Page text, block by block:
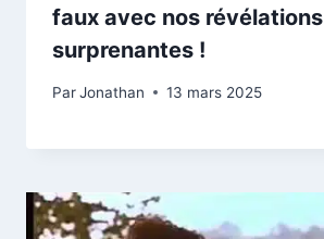
faux avec nos révélations
surprenantes !
ParJonathan 13 mars 2025